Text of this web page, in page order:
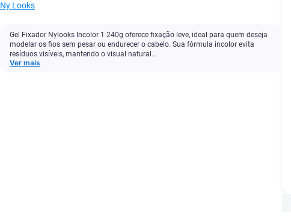
Ny Looks
Gel Fixador Nylooks Incolor 1 240g oferece fixação leve, ideal para quem deseja
modelar os fios sem pesar ou endurecer o cabelo. Sua fórmula incolor evita
resíduos visíveis, mantendo o visual natural...
Ver mais